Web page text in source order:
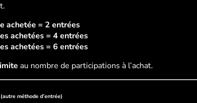
achetée = 2 entrées
achetées = 4 entrées
achetées = 6 entrées
au nombre de participations à l’achat.
méthode d’entrée)